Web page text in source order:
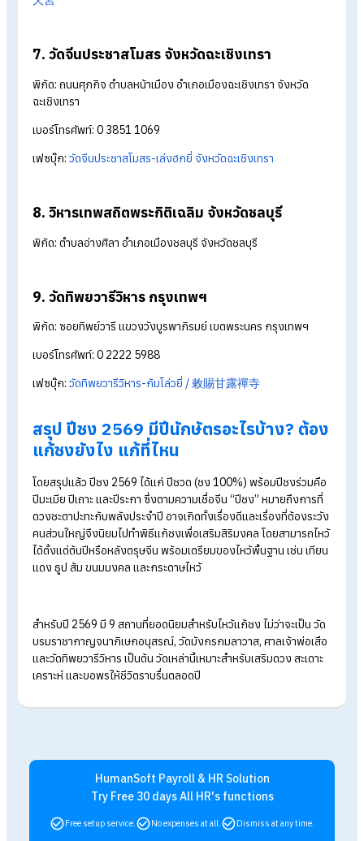
เบอร์โทรศัพท์: 0 2224 2110
เฟซบุ๊ก:ศาลเจ้าพ่อเสือเสาชิงช้า - official
4. วัดโพธิ์แมนคุณาราม กรุงเทพฯ
กรุงเทพฯ
เบอร์โทรศัพท์: 0 2211 7885
5. วัดพนัญเชิงวรวิหาร จังหวัดพระนครศรีอยุธยา
พิกัด: หมู่ที่ 12 อำเภอพระนครศรีอยุธยา จังหวัดพระนครศรีอยุธยา
เฟซบุ๊ก:วัดพนัญเชิงวรวิหาร หลวงพ่อโต จังหวัดพระนครศรีอยุธ
6. วัดธรรมกตัญญู จังหวัดสมุทรปราการ
พิกัด:ซอยมูลนิธิธรรมกตัญญู ถนนสุขุมวิท ตำบลบางปูใหม่ อำเภอ
เมืองสมุทรปราการ จังหวัดสมุทรปราการ
เฟซบุ๊ก:
7. วัดจีนประชาสโมสร จังหวัดฉะเชิงเทรา
ฉะเชิงเทรา
วัดจีนประชาสโมสร-เล่งฮกยี่ จังหวัดฉะเชิงเทรา